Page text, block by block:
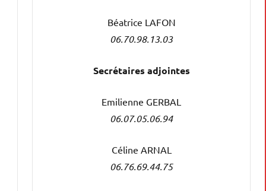
Béatrice LAFON
06.70.98.13.03
Secrétaires adjointes
Emilienne GERBAL
06.07.05.06.94
Céline ARNAL
06.76.69.44.75